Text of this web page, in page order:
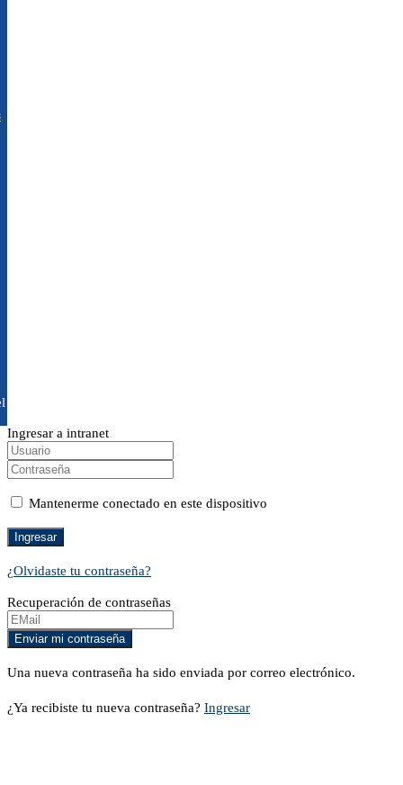
Ingresar a intranet
Mantenerme conectado en este dispositivo
¿Olvidaste tu contraseña?
Recuperación de contraseñas
Una nueva contraseña ha sido enviada por correo electrónico.
¿Ya recibiste tu nueva contraseña? Ingresar